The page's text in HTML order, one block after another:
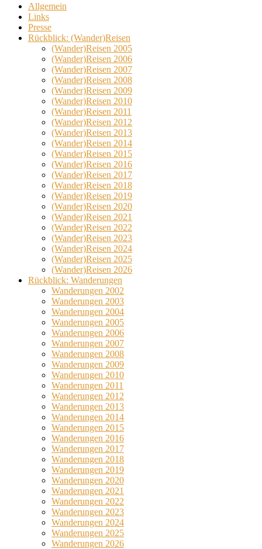
Allgemein
Links
Presse
Rückblick: (Wander)Reisen
(Wander)Reisen 2005
(Wander)Reisen 2006
(Wander)Reisen 2007
(Wander)Reisen 2008
(Wander)Reisen 2009
(Wander)Reisen 2010
(Wander)Reisen 2011
(Wander)Reisen 2012
(Wander)Reisen 2013
(Wander)Reisen 2014
(Wander)Reisen 2015
(Wander)Reisen 2016
(Wander)Reisen 2017
(Wander)Reisen 2018
(Wander)Reisen 2019
(Wander)Reisen 2020
(Wander)Reisen 2021
(Wander)Reisen 2022
(Wander)Reisen 2023
(Wander)Reisen 2024
(Wander)Reisen 2025
(Wander)Reisen 2026
Rückblick: Wanderungen
Wanderungen 2002
Wanderungen 2003
Wanderungen 2004
Wanderungen 2005
Wanderungen 2006
Wanderungen 2007
Wanderungen 2008
Wanderungen 2009
Wanderungen 2010
Wanderungen 2011
Wanderungen 2012
Wanderungen 2013
Wanderungen 2014
Wanderungen 2015
Wanderungen 2016
Wanderungen 2017
Wanderungen 2018
Wanderungen 2019
Wanderungen 2020
Wanderungen 2021
Wanderungen 2022
Wanderungen 2023
Wanderungen 2024
Wanderungen 2025
Wanderungen 2026